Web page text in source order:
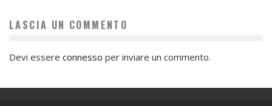
LASCIA UN COMMENTO
Devi essere connesso per inviare un commento.